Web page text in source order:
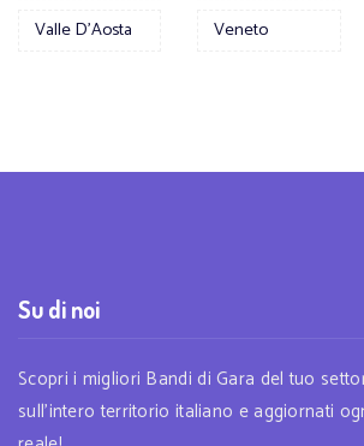
Valle D'Aosta
Veneto
Su di noi
Scopri i migliori Bandi di Gara del tuo
sull'intero territorio italiano e aggiornati